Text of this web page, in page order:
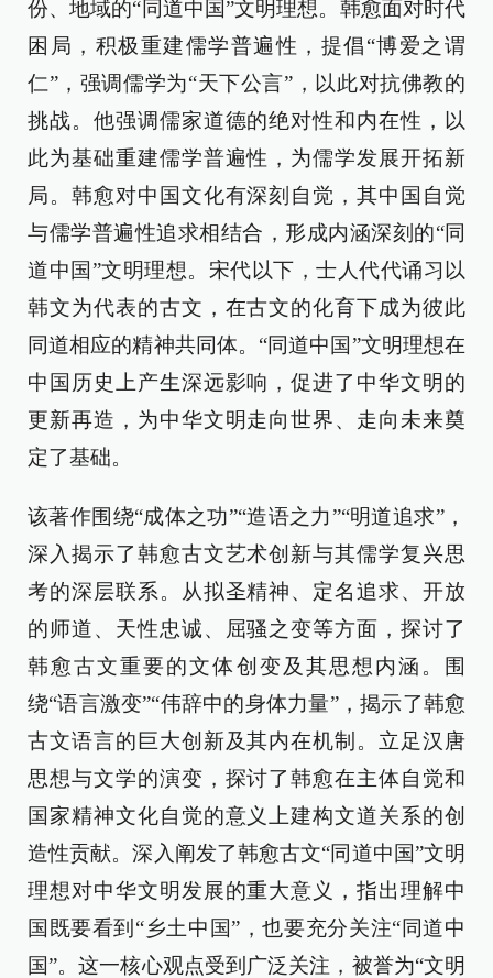
份、地域的“同道中国”文明理想。韩愈面对时代
困局，积极重建儒学普遍性，提倡“博爱之谓
仁”，强调儒学为“天下公言”，以此对抗佛教的
挑战。他强调儒家道德的绝对性和内在性，以
此为基础重建儒学普遍性，为儒学发展开拓新
局。韩愈对中国文化有深刻自觉，其中国自觉
与儒学普遍性追求相结合，形成内涵深刻的“同
道中国”文明理想。宋代以下，士人代代诵习以
韩文为代表的古文，在古文的化育下成为彼此
同道相应的精神共同体。“同道中国”文明理想在
中国历史上产生深远影响，促进了中华文明的
更新再造，为中华文明走向世界、走向未来奠
定了基础。
该著作围绕“成体之功”“造语之力”“明道追求”，
深入揭示了韩愈古文艺术创新与其儒学复兴思
考的深层联系。从拟圣精神、定名追求、开放
的师道、天性忠诚、屈骚之变等方面，探讨了
韩愈古文重要的文体创变及其思想内涵。围
绕“语言激变”“伟辞中的身体力量”，揭示了韩愈
古文语言的巨大创新及其内在机制。立足汉唐
思想与文学的演变，探讨了韩愈在主体自觉和
国家精神文化自觉的意义上建构文道关系的创
造性贡献。深入阐发了韩愈古文“同道中国”文明
理想对中华文明发展的重大意义，指出理解中
国既要看到“乡土中国”，也要充分关注“同道中
国”。这一核心观点受到广泛关注，被誉为“文明